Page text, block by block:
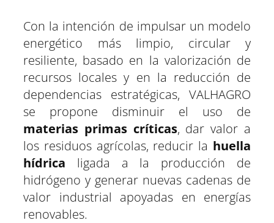
Con la intención de impulsar un modelo
energético más limpio, circular y
resiliente, basado en la valorización de
recursos locales y en la reducción de
dependencias estratégicas, VALHAGRO
se propone disminuir el uso de
materias primas críticas, dar valor a
los residuos agrícolas, reducir la huella
hídrica ligada a la producción de
hidrógeno y generar nuevas cadenas de
valor industrial apoyadas en energías
renovables.